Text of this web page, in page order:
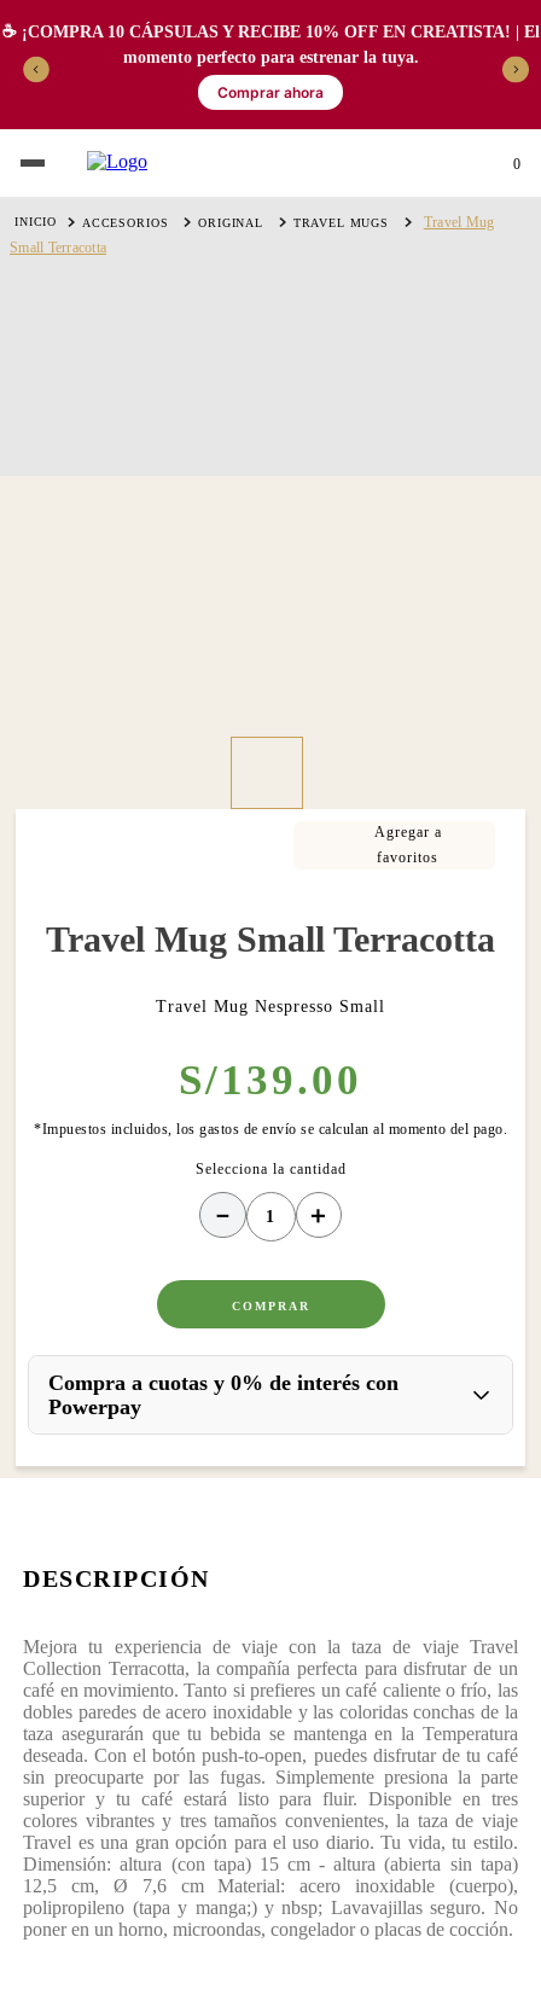
☕️ ¡COMPRA 10 CÁPSULAS Y RECIBE 10% OFF EN CREATISTA! | El
momento perfecto para estrenar la tuya.
Comprar ahora
0
ACCESORIOS ORIGINAL TRAVEL MUGS
Travel Mug
Small Terracotta
Travel Mug Small Terracotta
Travel Mug Nespresso Small
S/139.00
*Impuestos incluidos, los gastos de envío se calculan al momento del pago.
＋
－
COMPRAR
Compra a cuotas y 0% de interés con
Powerpay
DESCRIPCIÓN
Mejora tu experiencia de viaje con la taza de viaje Travel
Collection Terracotta, la compañía perfecta para disfrutar de un
café en movimiento. Tanto si prefieres un café caliente o frío, las
dobles paredes de acero inoxidable y las coloridas conchas de la
taza asegurarán que tu bebida se mantenga en la Temperatura
deseada. Con el botón push-to-open, puedes disfrutar de tu café
sin preocuparte por las fugas. Simplemente presiona la parte
superior y tu café estará listo para fluir. Disponible en tres
colores vibrantes y tres tamaños convenientes, la taza de viaje
Travel es una gran opción para el uso diario. Tu vida, tu estilo.
Dimensión: altura (con tapa) 15 cm - altura (abierta sin tapa)
12,5 cm, Ø 7,6 cm Material: acero inoxidable (cuerpo),
polipropileno (tapa y manga;) y nbsp; Lavavajillas seguro. No
poner en un horno, microondas, congelador o placas de cocción.